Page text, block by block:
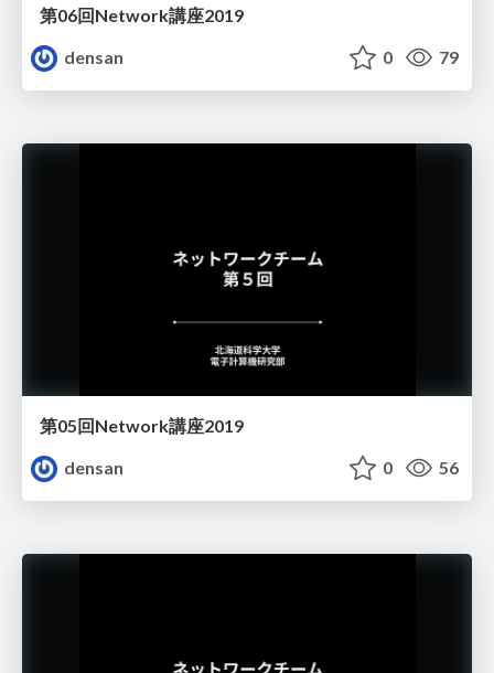
第06回Network講座2019
densan
0 79
第05回Network講座2019
densan
0 56